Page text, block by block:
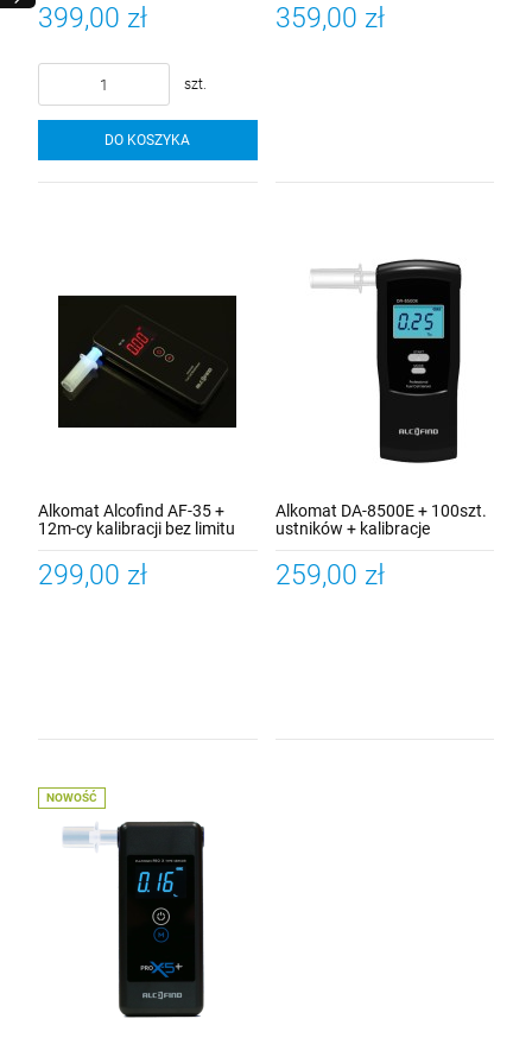
399,00 zł
szt.
DO KOSZYKA
359,00 zł
Alkomat Alcofind AF-35 +
12m-cy kalibracji bez limitu
gratis
299,00 zł
Alkomat DA-8500E + 100szt.
ustników + kalibracje
259,00 zł
NOWOŚĆ